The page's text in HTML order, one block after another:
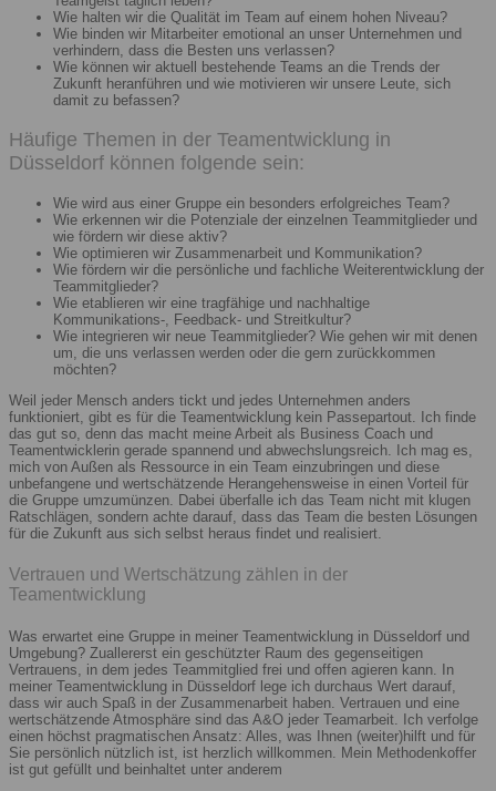
Wie halten wir die Qualität im Team auf einem hohen Niveau?
Wie binden wir Mitarbeiter emotional an unser Unternehmen und
verhindern, dass die Besten uns verlassen?
Wie können wir aktuell bestehende Teams an die Trends der
Zukunft heranführen und wie motivieren wir unsere Leute, sich
damit zu befassen?
Häufige Themen in der Teamentwicklung in
Düsseldorf können folgende sein:
Wie wird aus einer Gruppe ein besonders erfolgreiches Team?
Wie erkennen wir die Potenziale der einzelnen Teammitglieder und
wie fördern wir diese aktiv?
Wie optimieren wir Zusammenarbeit und Kommunikation?
Wie fördern wir die persönliche und fachliche Weiterentwicklung der
Teammitglieder?
Wie etablieren wir eine tragfähige und nachhaltige
Kommunikations-, Feedback- und Streitkultur?
Wie integrieren wir neue Teammitglieder? Wie gehen wir mit denen
um, die uns verlassen werden oder die gern zurückkommen
möchten?
Weil jeder Mensch anders tickt und jedes Unternehmen anders
funktioniert, gibt es für die Teamentwicklung kein Passepartout. Ich finde
das gut so, denn das macht meine Arbeit als Business Coach und
Teamentwicklerin gerade spannend und abwechslungsreich. Ich mag es,
mich von Außen als Ressource in ein Team einzubringen und diese
unbefangene und wertschätzende Herangehensweise in einen Vorteil für
die Gruppe umzumünzen. Dabei überfalle ich das Team nicht mit klugen
Ratschlägen, sondern achte darauf, dass das Team die besten Lösungen
für die Zukunft aus sich selbst heraus findet und realisiert.
Vertrauen und Wertschätzung zählen in der
Teamentwicklung
Was erwartet eine Gruppe in meiner Teamentwicklung in Düsseldorf und
Umgebung? Zuallererst ein geschützter Raum des gegenseitigen
Vertrauens, in dem jedes Teammitglied frei und offen agieren kann. In
meiner Teamentwicklung in Düsseldorf lege ich durchaus Wert darauf,
dass wir auch Spaß in der Zusammenarbeit haben. Vertrauen und eine
wertschätzende Atmosphäre sind das A&O jeder Teamarbeit. Ich verfolge
einen höchst pragmatischen Ansatz: Alles, was Ihnen (weiter)hilft und für
Sie persönlich nützlich ist, ist herzlich willkommen. Mein Methodenkoffer
ist gut gefüllt und beinhaltet unter anderem